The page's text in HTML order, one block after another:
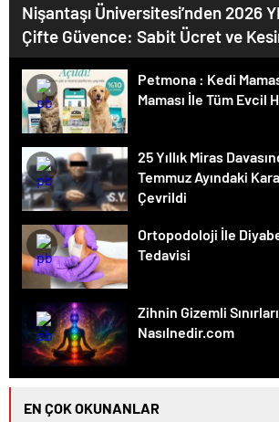
Nişantaşı Üniversitesi’nden 2026
Çifte Güvence: Sabit Ücret ve
Petmona : Kedi
Maması İle Tüm Evcil
25 Yıllık Miras
Temmuz Ayındaki
Çevrildi
Ortopodoloji İle
Tedavisi
Zihnin Gizemli
Nasılnedir.com
EN ÇOK OKUNANLAR